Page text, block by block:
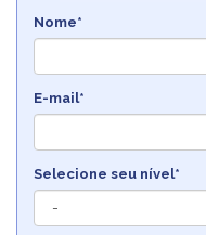
Nome*
E-mail*
Selecione seu nível*